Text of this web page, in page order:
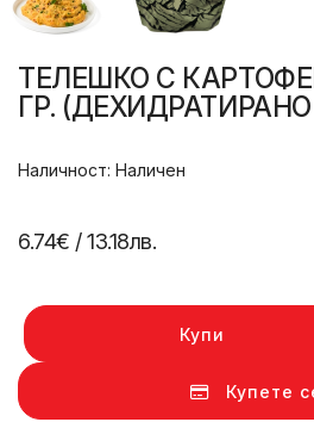
ТЕЛЕШКО С
ГР.
Наличност: Наличен
6.74€ / 13.18лв.
Купи
Купете